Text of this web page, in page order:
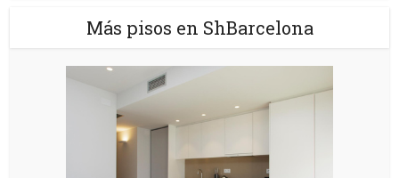
Más pisos en ShBarcelona